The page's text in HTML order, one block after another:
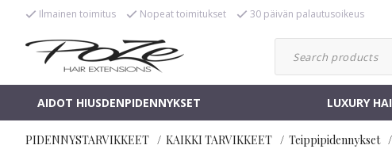
Ilmainen toimitus Nopeat toimitukset 30 päivän palautusoikeus
AIDOT HIUSDENPIDENNYKSET LUXURY
PIDENNYSTARVIKKEET KAIKKI TARVIKKEET Teippipidennykset